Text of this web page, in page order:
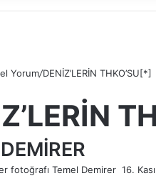
Yorum/DENİZ’LERİN THKO’SU[*]
Temel Demirer B
16.